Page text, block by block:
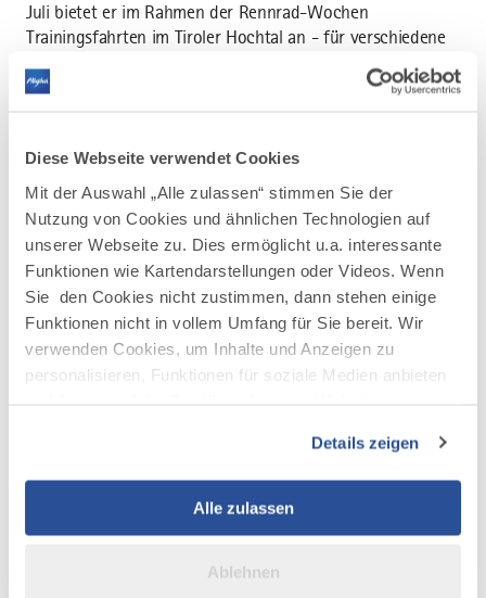
Diese Webseite verwendet Cookies
Mit der Auswahl „Alle zulassen“ stimmen Sie der
Nutzung von Cookies und ähnlichen Technologien auf
unserer Webseite zu. Dies ermöglicht u.a. interessante
Funktionen wie Kartendarstellungen oder Videos. Wenn
Sie den Cookies nicht zustimmen, dann stehen einige
Funktionen nicht in vollem Umfang für Sie bereit. Wir
verwenden Cookies, um Inhalte und Anzeigen zu
personalisieren, Funktionen für soziale Medien anbieten
Verwendung unserer Website an unsere Partner für
soziale Medien, Werbung und Analysen weiter. Unsere
Partner führen diese Informationen möglicherweise mit
weiteren Daten zusammen, die Sie ihnen bereitgestellt
Details zeigen
Alle zulassen
Ablehnen
Juli bietet er im Rahmen der Rennrad-Wochen
Trainingsfahrten im Tiroler Hochtal an - für verschiedene
Leistungsgruppen vom T
opsportler bis hin zu echten
Genussfahrern. Ideale Vorbereitung für den Höhepunkt
Tannheimer Tal. Er zählt zu den schönsten
Langstreckenrennen in den Alpen zählt.
100 Prozent Service in 16 rennradfreundlichen
Gastbetrieben
16 rennradfreundlichen Gastbetriebe - von der familiäre
Privatpensionen bis zur Hotels der Viersternekategorie mit
exzellenten Wellnessangeboten - betreuen dei Radler. Auf
Alle Details finden sich im Pressetext zum Download.
LINK PER MAIL VERSENDEN